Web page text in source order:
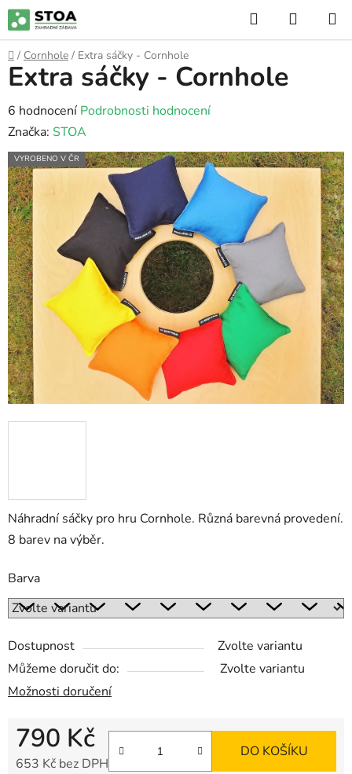
Přejít
na
obsah
Hledat
KOŠÍK
Domů
/ Cornhole / Extra sáčky - Cornhole
Náhradní sáčky pro hru Cornhole. Různá barevná provedení.
8 barev na výběr.
Barva
Dostupnost
Zvolte variantu
Můžeme doručit do:
Zvolte variantu
Možnosti doručení
790 Kč
653 Kč bez DPH
DO KOŠÍKU
Extra sáčky - Cornhole
Průměrné
hodnocení
produktu
je
4,3
z
5
hvězdiček.
6 hodnocení Podrobnosti hodnocení
Značka: STOA
VYROBENO V ČR